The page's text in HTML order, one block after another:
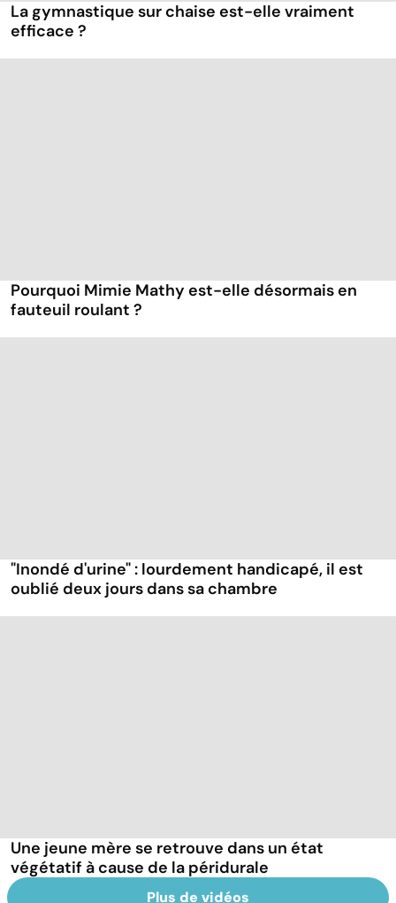
La gymnastique sur chaise est-elle vraiment
efficace ?
Pourquoi Mimie Mathy est-elle désormais en
fauteuil roulant ?
"Inondé d'urine" : lourdement handicapé, il est
oublié deux jours dans sa chambre
Une jeune mère se retrouve dans un état
végétatif à cause de la péridurale
Plus de vidéos